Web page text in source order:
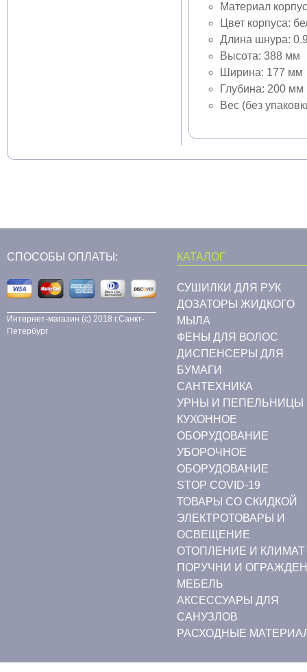
Материал
Цвет корпуса:
Длина шнура:
Высота: 388 мм
Ширина: 177 мм
Глубина: 200 мм
Вес (без
СПОСОБЫ ОПЛАТЫ:
Интернет-магазин (c) 2018 г.Санкт-
Петербург
КАТАЛОГ
СУШИЛКИ ДЛЯ РУК
ДОЗАТОРЫ ЖИДКОГО
МЫЛА
ФЕНЫ ДЛЯ ВОЛОС
ДИСПЕНСЕРЫ ДЛЯ
БУМАГИ
CАНТЕХНИКА
УРНЫ И ПЕПЕЛЬНИЦЫ
КУХОННОЕ
ОБОРУДОВАНИЕ
УБОРОЧНОЕ
ОБОРУДОВАНИЕ
STOP COVID-19
ТОВАРЫ СО СКИДКОЙ
ЭЛЕКТРОТОВАРЫ И
ОСВЕЩЕНИЕ
ОТОПЛЕНИЕ И КЛИМАТ
ПОРУЧНИ И
МЕБЕЛЬ
АКСЕССУАРЫ ДЛЯ
САНУЗЛОВ
РАСХОДНЫЕ